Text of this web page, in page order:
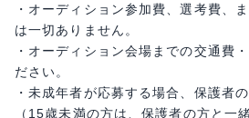
・オーディション参加費、選考費、
は⼀切ありません。
・オーディション会場までの交通費
ださい。
・未成年者が応募する場合、保護者
（15歳未満の方は、保護者の方と⼀